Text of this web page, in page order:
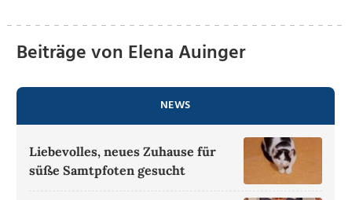
Beiträge von Elena Auinger
NEWS
Liebevolles, neues Zuhause für
süße Samtpfoten gesucht